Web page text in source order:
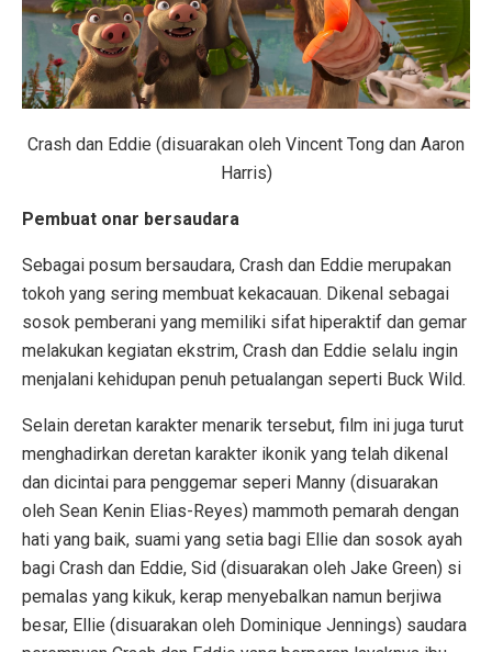
Crash dan Eddie (disuarakan oleh Vincent Tong dan Aaron
Harris)
Pembuat onar bersaudara
Sebagai posum bersaudara, Crash dan Eddie merupakan
tokoh yang sering membuat kekacauan. Dikenal sebagai
sosok pemberani yang memiliki sifat hiperaktif dan gemar
melakukan kegiatan ekstrim, Crash dan Eddie selalu ingin
menjalani kehidupan penuh petualangan seperti Buck Wild.
Selain deretan karakter menarik tersebut, film ini juga turut
menghadirkan deretan karakter ikonik yang telah dikenal
dan dicintai para penggemar seperi Manny (disuarakan
oleh Sean Kenin Elias-Reyes) mammoth pemarah dengan
hati yang baik, suami yang setia bagi Ellie dan sosok ayah
bagi Crash dan Eddie, Sid (disuarakan oleh Jake Green) si
pemalas yang kikuk, kerap menyebalkan namun berjiwa
besar, Ellie (disuarakan oleh Dominique Jennings) saudara